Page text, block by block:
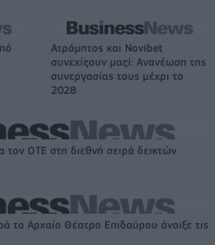
Ατρόμητος και Novibet
συνεχίζουν μαζί: Ανανέωση της
συνεργασίας τους μέχρι το
2028
τον ΟΤΕ στη διεθνή σειρά δεικτών
το Αρχαίο Θέατρο Επιδαύρου άνοιξε τις